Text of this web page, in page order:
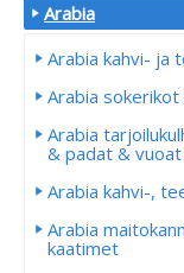
Arabia
Arabia kahvi- ja
Arabia
Arabia
& padat &
Arabia kahvi-,
Arabia
kaatimet